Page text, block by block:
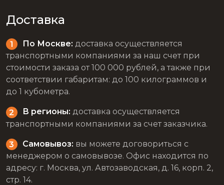
Доставка
По Москве: доставка осуществляется
транспортными компаниями за наш счет при
стоимости заказа от 100 000 рублей, а также при
соответствии габаритам: до 100 килограммов и
до 1 кубометра.
В регионы: доставка осуществляется
транспортными компаниями за счет заказчика.
Самовывоз: вы можете договориться с
менеджером о самовывозе. Офис находится по
адресу: г. Москва, ул. Автозаводская, д. 16, корп. 2,
стр. 14.